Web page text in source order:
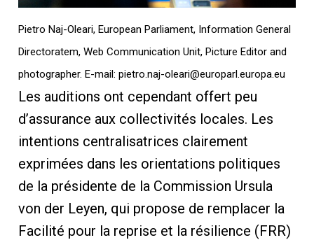
Pietro Naj-Oleari, European Parliament, Information General
Directoratem, Web Communication Unit, Picture Editor and
photographer. E-mail: pietro.naj-oleari@europarl.europa.eu
Les auditions ont cependant offert peu
d’assurance aux collectivités locales. Les
intentions centralisatrices clairement
exprimées dans les orientations politiques
de la présidente de la Commission Ursula
von der Leyen, qui propose de remplacer la
Facilité pour la reprise et la résilience (FRR)